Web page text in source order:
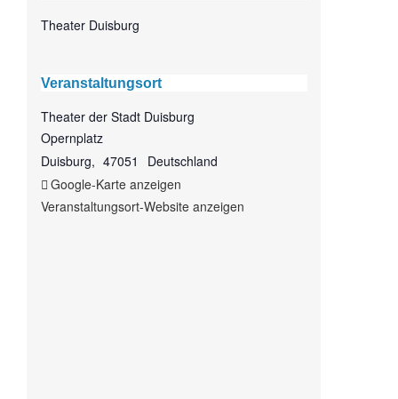
Theater Duisburg
Veranstaltungsort
Theater der Stadt Duisburg
Opernplatz
Duisburg, 47051
Deutschland
Google-Karte anzeigen
Veranstaltungsort-Website anzeigen